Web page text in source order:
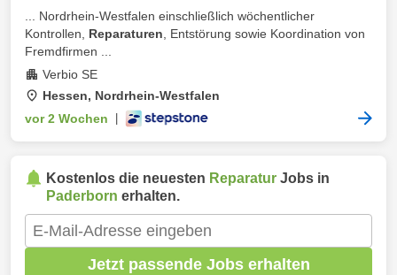
... Nordrhein-Westfalen einschließlich wöchentlicher
Kontrollen, Reparaturen , Entstörung sowie Koordination von
Fremdfirmen ...
Verbio SE
Hessen, Nordrhein-Westfalen
vor 2 Wochen
Kostenlos die neuesten Reparatur Jobs in
Paderborn erhalten.
Jetzt passende Jobs erhalten